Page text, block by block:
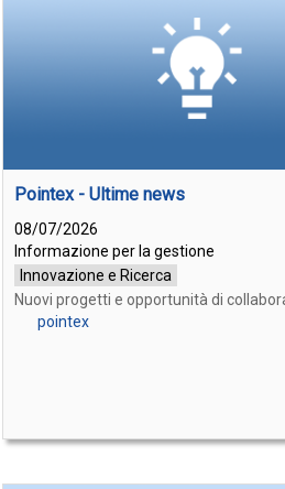
Pointex - Ultime news
08/07/2026
Informazione per la gestione
Innovazione e Ricerca
Nuovi progetti e opportunità di
pointex